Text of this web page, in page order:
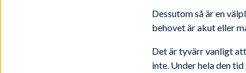
Dessutom så är en
behovet är akut eller
Det är tyvärr vanligt att
inte. Under hela den